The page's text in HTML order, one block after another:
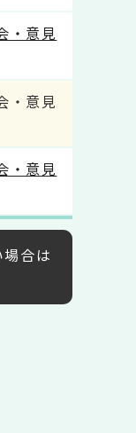
・意見
・意見
・意見
合は